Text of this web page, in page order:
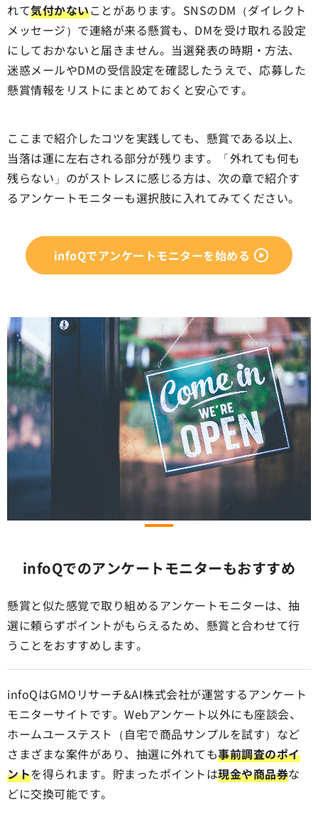
れて気付かないことがあります。SNSのDM（ダイレクト
メッセージ）で連絡が来る懸賞も、DMを受け取れる設定
にしておかないと届きません。当選発表の時期・方法、
迷惑メールやDMの受信設定を確認したうえで、応募した
懸賞情報をリストにまとめておくと安心です。
ここまで紹介したコツを実践しても、懸賞である以上、
当落は運に左右される部分が残ります。「外れても何も
残らない」のがストレスに感じる方は、次の章で紹介す
るアンケートモニターも選択肢に入れてみてください。
infoQでアンケートモニターを始める
infoQでのアンケートモニターもおすすめ
懸賞と似た感覚で取り組めるアンケートモニターは、抽
選に頼らずポイントがもらえるため、懸賞と合わせて行
うことをおすすめします。
infoQはGMOリサーチ&AI株式会社が運営するアンケート
モニターサイトです。Webアンケート以外にも座談会、
ホームユーステスト（自宅で商品サンプルを試す）など
さまざまな案件があり、抽選に外れても事前調査のポイ
ントを得られます。貯まったポイントは現金や商品券な
どに交換可能です。